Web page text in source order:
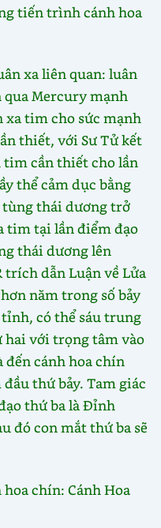
tiến trình cánh hoa
xa liên quan: luân
Mercury mạnh
xa tim cho sức mạnh
thiết, với Sư Tử kết
tim cần thiết cho lần
thể cảm dục bằng
tùng thái dương trở
tim tại lần điểm đạo
thái dương lên
dẫn Luận về Lửa
năm trong số bảy
có thể sáu trung
hai với trọng tâm vào
cánh hoa chín
thứ bảy. Tam giác
thứ ba là Đỉnh
đó con mắt thứ ba sẽ
chín: Cánh Hoa